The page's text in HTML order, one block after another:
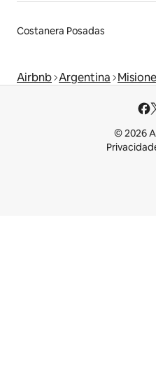
Costanera Posadas
Airbnb Argentina
© 2026